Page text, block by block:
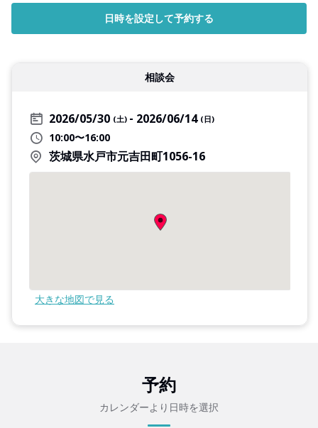
日時を設定して予約する
相談会
2026/05/30 (土) 2026/06/14 (日)
10:00〜16:00
茨城県水戸市元吉田町1056-16
大きな地図で見る
予約
カレンダーより日時を選択